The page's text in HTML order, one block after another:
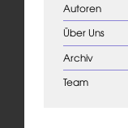
Autoren
Über Uns
Archiv
Team